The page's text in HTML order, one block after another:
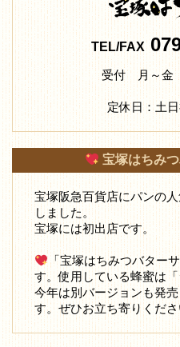
TEL/FAX
受付 月～金
定休日：土
宝塚はちみ
宝塚阪急百貨店にパンの
しました。
宝塚には初出店です。
「宝塚はちみつバター
す。使用している蜂蜜は
今年は別バージョンも発
す。ぜひお立ち寄りくだ